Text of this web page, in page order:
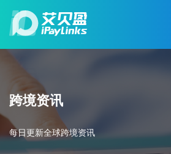
跨境资讯
每日更新全球跨境资讯